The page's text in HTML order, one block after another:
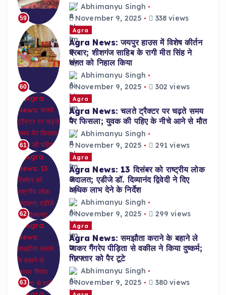
59
Abhimanyu Singh
November 9, 2025
338 views
60
Agra
Agra News: जयपुर हाउस में विशेष कीर्तन
दरबार; शीशगंज साहिब के रागी मीत सिंह ने
संगत को निहाल किया
Abhimanyu Singh
November 9, 2025
302 views
61
Agra
Agra News: चलते ट्रैक्टर पर चढ़ते समय
पैर फिसला; युवक की पहिए के नीचे आने से मौत
Abhimanyu Singh
November 9, 2025
291 views
62
Agra
Agra News: 13 दिसंबर को राष्ट्रीय लोक
अदालत; एडीजे डॉ. दिव्यानंद द्विवेदी ने दिए
अधिक लाभ देने के निर्देश
Abhimanyu Singh
November 9, 2025
299 views
63
Agra
Agra News: समझौता कराने के बहाने ले
जाकर गैंगरेप पीड़िता से वकील ने किया दुष्कर्म;
गिरफ्तार को पैर टूटे
Abhimanyu Singh
November 9, 2025
380 views